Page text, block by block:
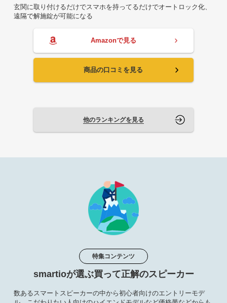
玄関に取り付けるだけでスマホを持ってるだけでオートロック化、
遠隔で解施錠が可能になる
Amazonで見る
商品の口コミを見る
他のランキングを見る
特集コンテンツ
smartioが選ぶ買って正解のスピーカー
数あるスマートスピーカーの中から初心者向けのエントリーモデ